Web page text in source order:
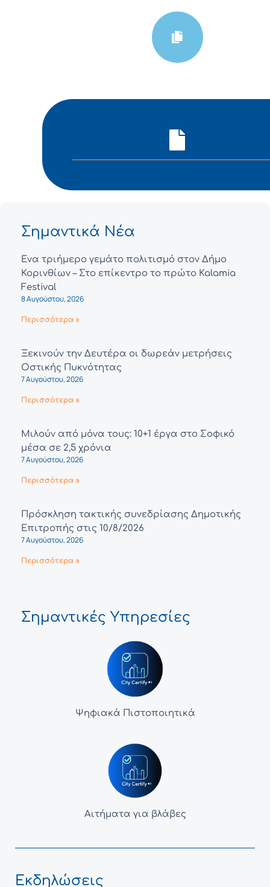
Σημαντικά Νέα
Ένα τριήμερο γεμάτο πολιτισμό στον Δήμο
Κορινθίων – Στο επίκεντρο το πρώτο Kalamia
Festival
8 Αυγούστου, 2026
Περισσότερα »
Ξεκινούν την Δευτέρα οι δωρεάν μετρήσεις
Οστικής Πυκνότητας
7 Αυγούστου, 2026
Περισσότερα »
Μιλούν από μόνα τους: 10+1 έργα στο Σοφικό
μέσα σε 2,5 χρόνια
7 Αυγούστου, 2026
Περισσότερα »
Πρόσκληση τακτικής συνεδρίασης Δημοτικής
Επιτροπής στις 10/8/2026
7 Αυγούστου, 2026
Περισσότερα »
Σημαντικές Υπηρεσίες
Ψηφιακά Πιστοποιητικά
Αιτήματα για βλάβες
Εκδηλώσεις